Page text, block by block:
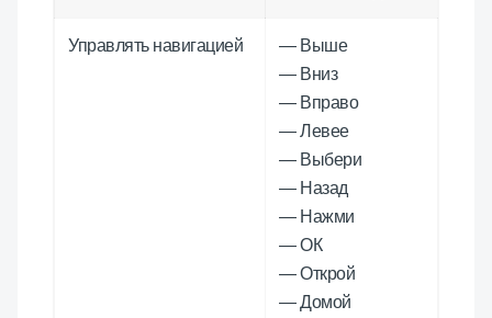
Управлять навигацией
— Выше
— Вниз
— Вправо
— Левее
— Выбери
— Назад
— Нажми
— ОК
— Открой
— Домой